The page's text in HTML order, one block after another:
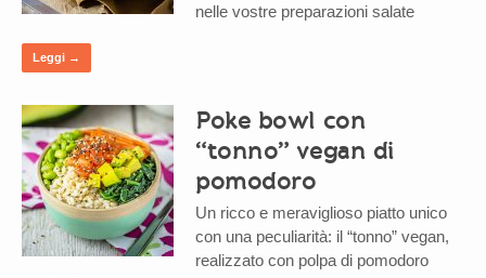
nelle vostre preparazioni salate
Leggi →
Poke bowl con
“tonno” vegan di
pomodoro
Un ricco e meraviglioso piatto unico
con una peculiarità: il “tonno” vegan,
realizzato con polpa di pomodoro